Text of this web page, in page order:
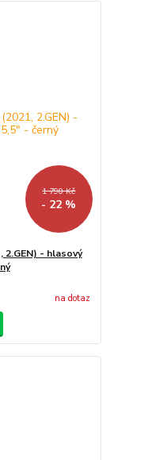
1 790 Kč
- 22 %
2.GEN) - hlasový
na dotaz